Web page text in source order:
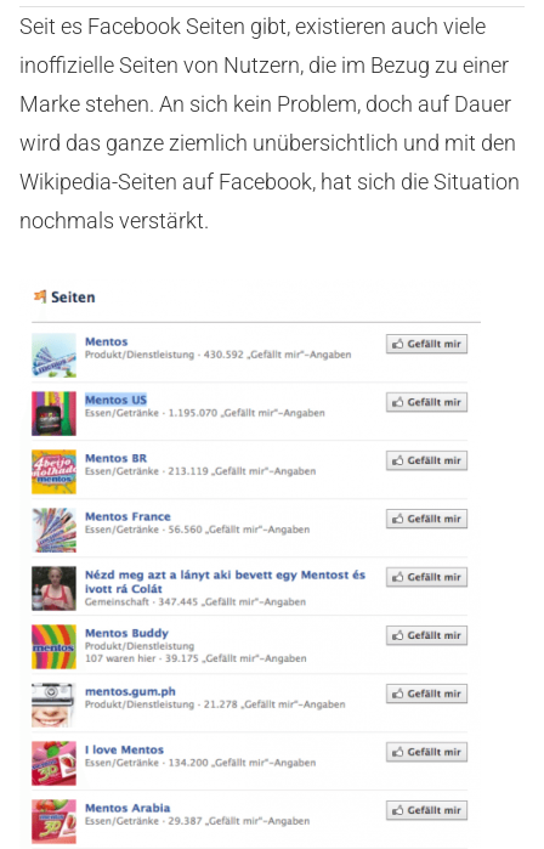
Seit es Facebook Seiten gibt, existieren auch viele
inoffizielle Seiten von Nutzern, die im Bezug zu einer
Marke stehen. An sich kein Problem, doch auf Dauer
wird das ganze ziemlich unübersichtlich und mit den
Wikipedia-Seiten auf Facebook, hat sich die Situation
nochmals verstärkt.